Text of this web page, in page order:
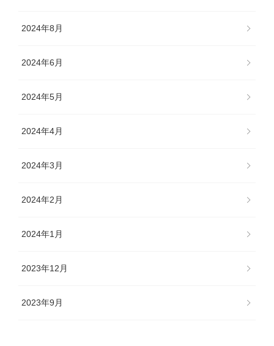
2024年8月
2024年6月
2024年5月
2024年4月
2024年3月
2024年2月
2024年1月
2023年12月
2023年9月